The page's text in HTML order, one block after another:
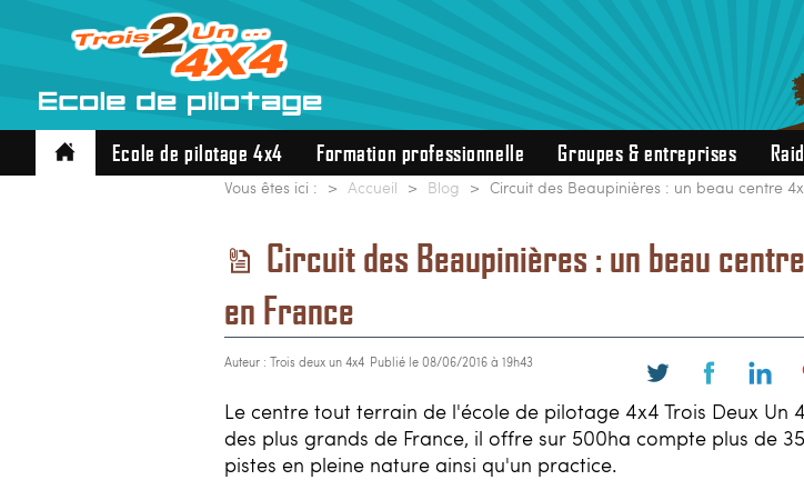
Ecole de pilotage 4x4 Formation professionnelle Groupes & entreprises
Vous êtes ici : Accueil Blog Circuit des Beaupinières : un beau centre
Circuit des Beaupinières : un beau
en France
Auteur : Trois deux un 4x4 Publié le 08/06/2016 à 19h43
Le centre tout terrain de l'école de pilotage 4x4 Trois Deux Un
des plus grands de France, il offre sur 500ha compte plus de
pistes en pleine nature ainsi qu'un practice.